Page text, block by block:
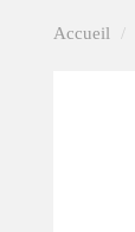
Accueil